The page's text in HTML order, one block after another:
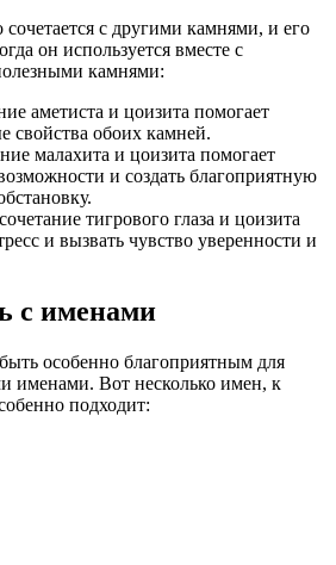
с другими камнями, и его
он используется вместе с
камнями:
аметиста и цоизита помогает
свойства обоих камней.
малахита и цоизита помогает
и создать благоприятную
сочетание тигрового глаза и цоизита
и вызвать чувство уверенности и
с именами
особенно благоприятным для
именами. Вот несколько имен, к
подходит: